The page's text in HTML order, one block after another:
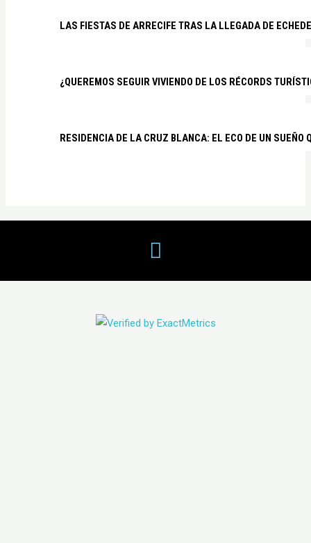
LAS FIESTAS DE ARRECIFE TRAS LA LLEGADA DE
¿QUEREMOS SEGUIR VIVIENDO DE LOS RÉCORDS
RESIDENCIA DE LA CRUZ BLANCA: EL ECO DE UN SUEÑO